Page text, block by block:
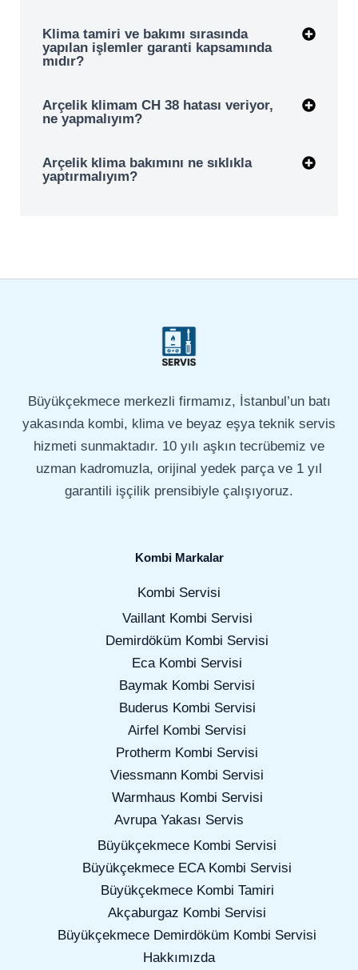
Klima tamiri ve bakımı sırasında
yapılan işlemler garanti kapsamında
mıdır?
Arçelik klimam CH 38 hatası veriyor,
ne yapmalıyım?
Arçelik klima bakımını ne sıklıkla
yaptırmalıyım?
Büyükçekmece merkezli firmamız, İstanbul’un batı
yakasında kombi, klima ve beyaz eşya teknik servis
hizmeti sunmaktadır. 10 yılı aşkın tecrübemiz ve
uzman kadromuzla, orijinal yedek parça ve 1 yıl
garantili işçilik prensibiyle çalışıyoruz.
Kombi Markalar
Kombi Servisi
Vaillant Kombi Servisi
Demirdöküm Kombi Servisi
Eca Kombi Servisi
Baymak Kombi Servisi
Buderus Kombi Servisi
Airfel Kombi Servisi
Protherm Kombi Servisi
Viessmann Kombi Servisi
Warmhaus Kombi Servisi
Avrupa Yakası Servis
Büyükçekmece Kombi Servisi
Büyükçekmece ECA Kombi Servisi
Büyükçekmece Kombi Tamiri
Akçaburgaz Kombi Servisi
Büyükçekmece Demirdöküm Kombi Servisi
Hakkımızda